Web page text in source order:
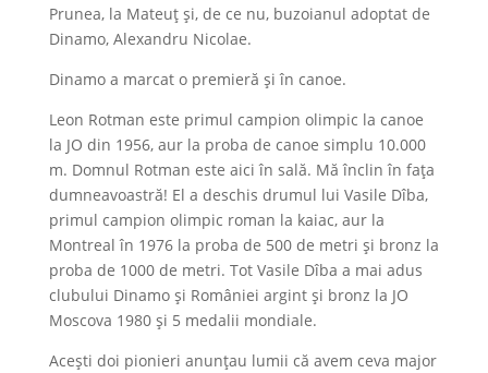
Prunea, la Mateuț și, de ce nu, buzoianul adoptat de
Dinamo, Alexandru Nicolae.
Dinamo a marcat o premieră și în canoe.
Leon Rotman este primul campion olimpic la canoe
la JO din 1956, aur la proba de canoe simplu 10.000
m. Domnul Rotman este aici în sală. Mă înclin în fața
dumneavoastră! El a deschis drumul lui Vasile Dîba,
primul campion olimpic roman la kaiac, aur la
Montreal în 1976 la proba de 500 de metri și bronz la
proba de 1000 de metri. Tot Vasile Dîba a mai adus
clubului Dinamo și României argint și bronz la JO
Moscova 1980 și 5 medalii mondiale.
Acești doi pionieri anunțau lumii că avem ceva major